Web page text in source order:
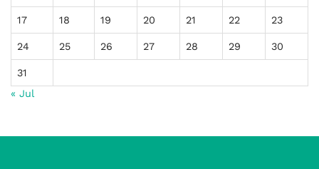
17 18 19 20 21 22 23
24 25 26 27 28 29 30
31
« Jul